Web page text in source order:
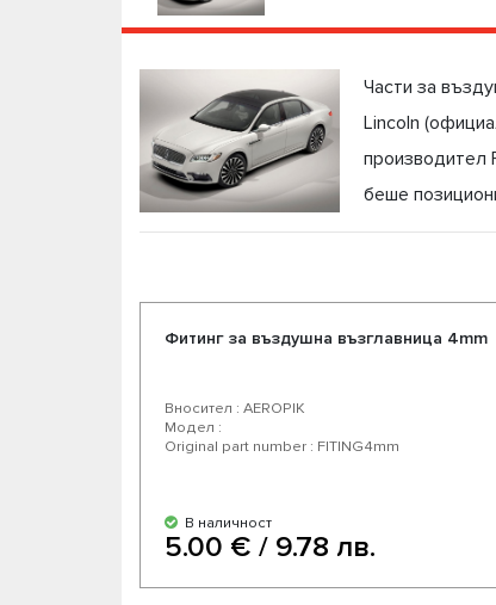
Части за
Lincoln
производител
беше
на личните луксозни автомобили с
Като официален дистрибутор на части
конкуретни цени и възможност за
американски производители.
Фитинг за въздушна възглавница 4mm
Вносител : AEROPIK
Модел :
Original part number : FITING4mm
В наличност
5.00 € / 9.78 лв.